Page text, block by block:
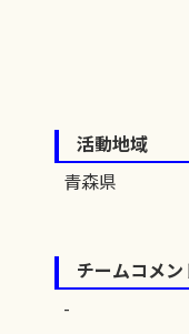
活動地域
青森県
チームコメン